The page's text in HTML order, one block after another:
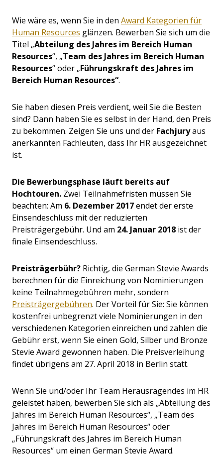
Wie wäre es, wenn Sie in den Award Kategorien für
Human Resources glänzen. Bewerben Sie sich um die
Titel „Abteilung des Jahres im Bereich Human
Resources“, „Team des Jahres im Bereich Human
Resources“ oder „Führungskraft des Jahres im
Bereich Human Resources“.
Sie haben diesen Preis verdient, weil Sie die Besten
sind? Dann haben Sie es selbst in der Hand, den Preis
zu bekommen. Zeigen Sie uns und der Fachjuryaus
anerkannten Fachleuten, dass Ihr HR ausgezeichnet
ist.
Die Bewerbungsphase läuft bereits auf
Hochtouren. Zwei Teilnahmefristen müssen Sie
beachten: Am 6. Dezember 2017endet der erste
Einsendeschluss mit der reduzierten
Preisträgergebühr. Und am 24. Januar 2018 ist der
finale Einsendeschluss.
Preisträgerbühr? Richtig, die German Stevie Awards
berechnen für die Einreichung von Nominierungen
keine Teilnahmegebühren mehr, sondern
Preisträgergebühren. Der Vorteil für Sie: Sie können
kostenfrei unbegrenzt viele Nominierungen in den
verschiedenen Kategorien einreichen und zahlen die
Gebühr erst, wenn Sie einen Gold, Silber und Bronze
Stevie Award gewonnen haben. Die Preisverleihung
findet übrigens am 27. April 2018 in Berlin statt.
Wenn Sie und/oder Ihr Team Herausragendes im HR
geleistet haben, bewerben Sie sich als „Abteilung des
Jahres im Bereich Human Resources“, „Team des
Jahres im Bereich Human Resources“ oder
„Führungskraft des Jahres im Bereich Human
Resources“ um einen German Stevie Award.